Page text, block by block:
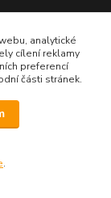
analytické
cílení reklamy
preferencí
části stránek.
.